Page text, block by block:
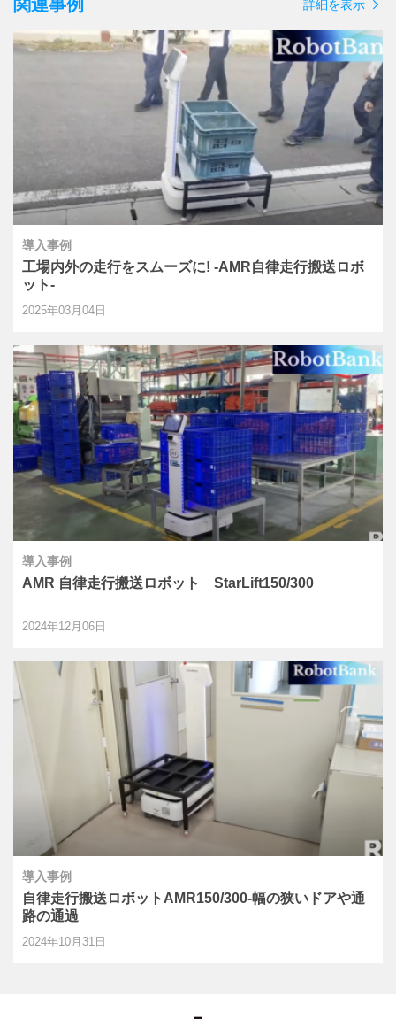
関連事例 詳細を表示
導入事例
工場内外の走行をスムーズに! -AMR自律走行搬送ロボ
ット-
2025年03月04日
導入事例
AMR 自律走行搬送ロボット StarLift150/300
2024年12月06日
導入事例
自律走行搬送ロボットAMR150/300-幅の狭いドアや通
路の通過
2024年10月31日